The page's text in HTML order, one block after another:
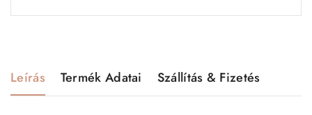
Leírás Termék Adatai Szállítás & Fizetés